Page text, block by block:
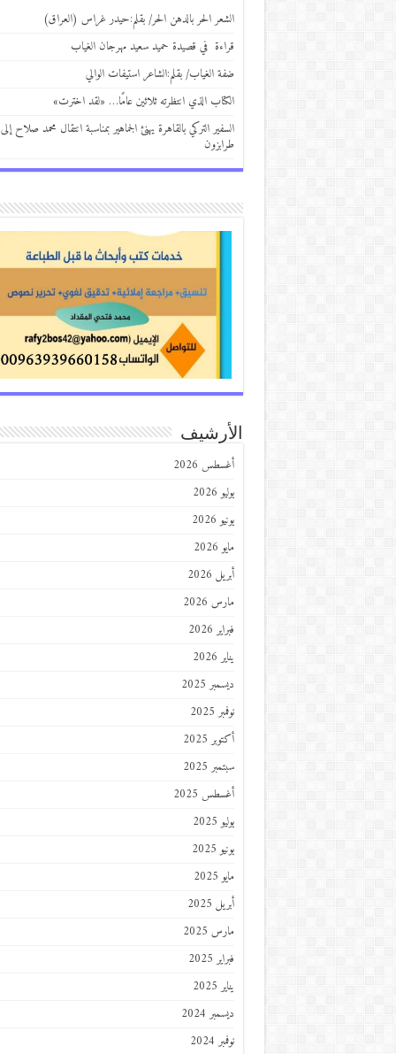
الشعر الحر بالدهن الحر/ بقلم:حيدر غراس (العراق)
قراءة في قصيدة حميد سعيد مهرجان الغياب
ضفة الغياب/ بقلم:الشاعر استيفات الوالي
الكتاب الذي انتظرته ثلاثين عامًا… «لقد اخترت»
السفير التركي بالقاهرة يهنئ الجماهير بمناسبة انتقال محمد صلاح إلى
طرابزون
الأرشيف
أغسطس 2026
يوليو 2026
يونيو 2026
مايو 2026
أبريل 2026
مارس 2026
فبراير 2026
يناير 2026
ديسمبر 2025
نوفمبر 2025
أكتوبر 2025
سبتمبر 2025
أغسطس 2025
يوليو 2025
يونيو 2025
مايو 2025
أبريل 2025
مارس 2025
فبراير 2025
يناير 2025
ديسمبر 2024
نوفمبر 2024